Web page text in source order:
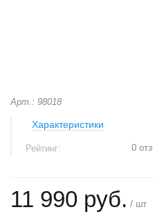
Арт.: 98018
Характеристики
Рейтинг: 0
11 990 руб. / шт